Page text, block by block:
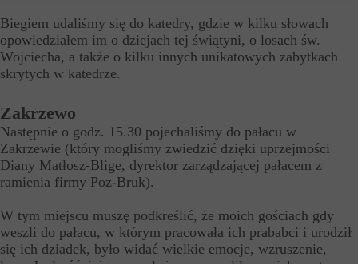
Biegiem udaliśmy się do katedry, gdzie w kilku słowach
opowiedziałem im o dziejach tej świątyni, o losach św.
Wojciecha, a także o kilku innych unikatowych zabytkach
skrytych w katedrze.
Zakrzewo
Następnie o godz. 15.30 pojechaliśmy do pałacu w
Zakrzewie (który mogliśmy zwiedzić dzięki uprzejmości
Diany Matłosz-Blige, dyrektor zarządzającej pałacem z
ramienia firmy Poz-Bruk).
W tym miejscu muszę podkreślić, że moich gościach gdy
weszli do pałacu, w którym pracowała ich prababci i urodził
się ich dziadek, było widać wielkie emocje, wzruszenie,